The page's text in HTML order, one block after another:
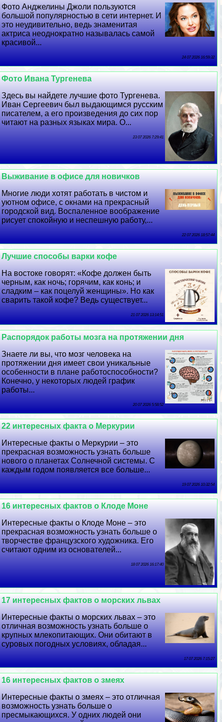
Фото Анджелины Джоли пользуются
большой популярностью в сети интернет. И
это неудивительно, ведь знаменитая
актриса неоднократно называлась самой
красивой...
24 07 2026 16:59:32
Фото Ивана Тургенева
Здесь вы найдете лучшие фото Тургенева.
Иван Сергеевич был выдающимся русским
писателем, а его произведения до сих пор
читают на разных языках мира. О...
23 07 2026 7:29:41
Выживание в офисе для новичков
Многие люди хотят работать в чистом и
уютном офисе, с окнами на прекрасный
городской вид. Воспаленное воображение
рисует спокойную и неспешную работу,...
22 07 2026 18:57:44
Лучшие способы варки кофе
На востоке говорят: «Кофе должен быть
черным, как ночь; горячим, как конь; и
сладким – как поцелуй женщины». Но как
сварить такой кофе? Ведь существует...
21 07 2026 13:14:51
Распорядок работы мозга на протяжении дня
Знаете ли вы, что мозг человека на
протяжении дня имеет свои уникальные
особенности в плане работоспособности?
Конечно, у некоторых людей график
работы...
20 07 2026 5:58:52
22 интересных факта о Меркурии
Интересные факты о Меркурии – это
прекрасная возможность узнать больше
нового о планетах Солнечной системы. С
каждым годом появляется все больше...
19 07 2026 10:32:54
16 интересных фактов о Клоде Моне
Интересные факты о Клоде Моне – это
прекрасная возможность узнать больше о
творчестве французского художника. Его
считают одним из основателей...
18 07 2026 16:17:40
17 интересных фактов о морских львах
Интересные факты о морских львах – это
отличная возможность узнать больше о
крупных млекопитающих. Они обитают в
суровых погодных условиях, обладая...
17 07 2026 7:15:27
16 интересных фактов о змеях
Интересные факты о змеях – это отличная
возможность узнать больше о
пресмыкающихся. У одних людей они